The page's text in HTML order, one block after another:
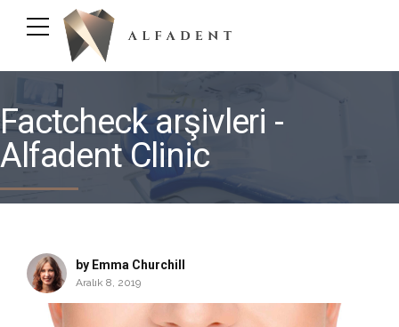
Factcheck arşivleri -
Alfadent Clinic
by Emma Churchill
Aralık 8, 2019